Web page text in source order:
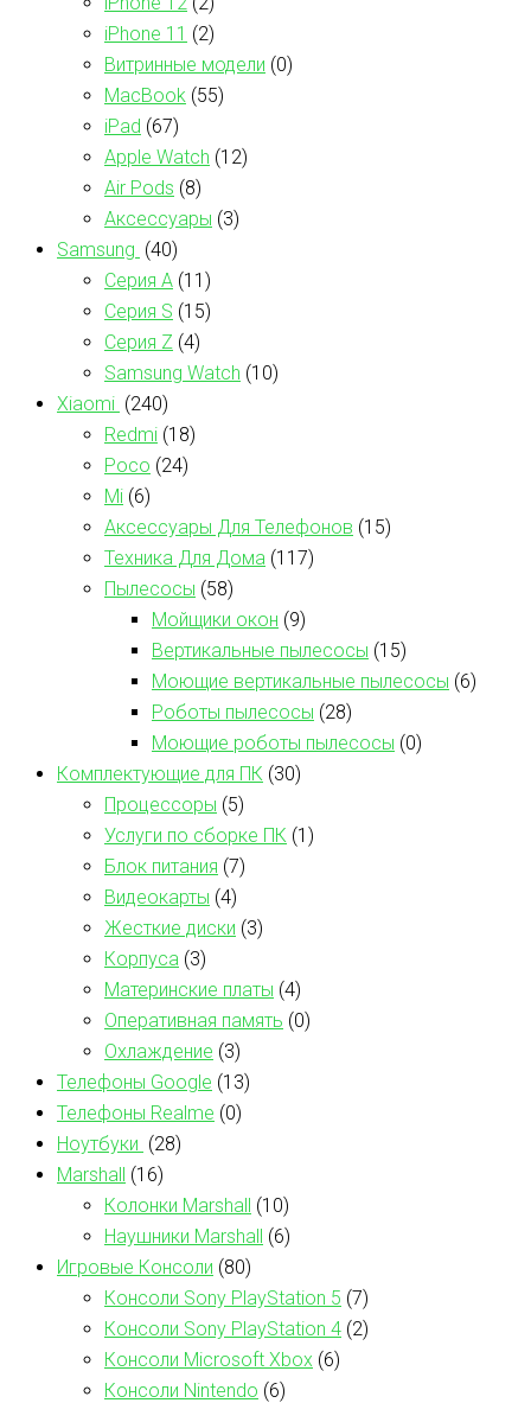
iPhone 11 (2)
Витринные модели (0)
MacBook (55)
iPad (67)
Apple Watch (12)
Air Pods (8)
Аксессуары (3)
Samsung (40)
Серия А (11)
Серия S (15)
Серия Z (4)
Samsung Watch (10)
Xiaomi (240)
Redmi (18)
Poco (24)
Mi (6)
Аксессуары Для Телефонов (15)
Техника Для Дома (117)
Пылесосы (58)
Мойщики окон (9)
Вертикальные пылесосы (15)
Моющие вертикальные пылесосы (6)
Роботы пылесосы (28)
Моющие роботы пылесосы (0)
Комплектующие для ПК (30)
Процессоры (5)
Услуги по сборке ПК (1)
Блок питания (7)
Видеокарты (4)
Жесткие диски (3)
Корпуса (3)
Материнские платы (4)
Оперативная память (0)
Охлаждение (3)
Телефоны Google (13)
Телефоны Realme (0)
Ноутбуки (28)
Marshall (16)
Колонки Marshall (10)
Наушники Marshall (6)
Игровые Консоли (80)
Консоли Sony PlayStation 5 (7)
Консоли Sony PlayStation 4 (2)
Консоли Microsoft Xbox (6)
Консоли Nintendo (6)